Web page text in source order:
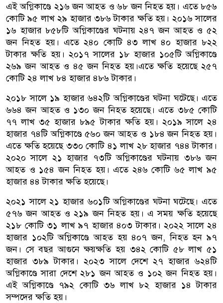
এই অগ্নিকাণ্ডে ২১৬ জন আহত ও ৬৮ জন নিহত হয়। এতে ৮৫৬
কোটি ৯৫ লাখ ২৯ হাজার ৩৮৬ টাকার ক্ষতি হয়। ২০১৬ সালের
১৬ হাজার ৮৫৮টি অগ্নিকাণ্ডের ঘটনায় ২৪৭ জন আহত ও ৫২
জন নিহত হয়। এতে ২৪০ কোটি ৪৩ লাখ ৪০ হাজার ৮২২
টাকার ক্ষতি হয়। ২০১৭ সালের ১৮ হাজার ১০৫টি অগ্নিকাণ্ডে
২৬৯ জন আহত ও ৪৫ জন নিহত হয়।এতে ক্ষতি হয়েছে ২৫৭
কোটি ২৪ লাখ ৮৪ হাজার ৪৮৬ টাকার।
২০১৮ সালে ১৯ হাজার ৬৪২টি অগ্নিকাণ্ডের ঘটনা ঘটেছে। এতে
৬৬৪ জন আহত ও ১৩০ জন নিহত হয়েছে। এতে ৩৮৫ কোটি
৭৭ লাখ ৩৫ হাজার ৮৯৫ টাকার ক্ষতি হয়। ২০১৯ সালে ২৪
হাজার ৭৪টি অগ্নিকাণ্ডে ৫৬০ জন আহত ও ১৮৪ জন নিহত হয়।
এতে ক্ষতি হয়েছে ৩৩০ কোটি ৪১ লাখ ২৮ হাজার ৭৪৪ টাকার।
২০২০ সালে ২১ হাজার ৭৩টি অগ্নিকাণ্ডের ঘটনায় ৩৮৬ জন
আহত ও ১৫৪ জন নিহত হয়। এতে ২৪৬ কোটি ৬৫ লাখ ৯৫
হাজার ৪৪ টাকার ক্ষতি হয়েছে।
২০২১ সালে ২১ হাজার ৬০১টি অগ্নিকাণ্ডের ঘটনা ঘটেছে। এতে
৫৭৬ জন আহত ও ২১৯ জন নিহত হয়। এ সময় ক্ষতি হয়েছে
২১৮ কোটি ৩১ লাখ ৯৭ হাজার ৪০৩ টাকার। ২০২২ সালে ২৪
হাজার ১০২টি অগ্নিকাণ্ডে আহত হয় ৪০৭ জন, নিহত হন ৯৭
জন। সে বছর আগুনে ক্ষয়ক্ষতি হয় ৩৪২ কোটি ৫৮ লাখ ৫১
হাজার ৩৮৯ টাকার। ২০২৩ সালে দেশে ২৭ হাজার ৬২৪টি
অগ্নিকাণ্ডে সারা দেশে ২৮১ জন আহত ও ১০২ জন নিহত হয়।
এই অগ্নিকাণ্ডে ৭৯২ কোটি ৩৬ লাখ ৮২ হাজার ১৪ টাকার
সম্পদের ক্ষতি হয়।